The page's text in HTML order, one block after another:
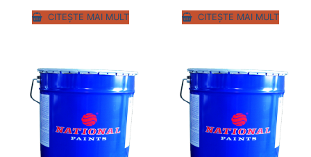
CITEȘTE MAI MULT CITEȘTE MAI MULT